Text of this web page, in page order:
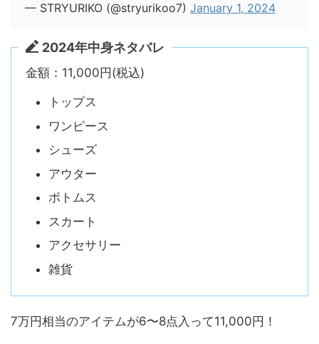
— STRYURIKO (@stryurikoo7) January 1, 2024
2024年中身ネタバレ
金額：11,000円(税込)
トップス
ワンピース
シューズ
アウター
ボトムス
スカート
アクセサリー
雑貨
7万円相当のアイテムが6〜8点入って11,000円！